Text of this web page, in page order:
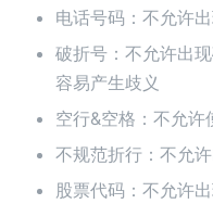
电话号码：不允许
破折号：不允许出
容易产生歧义
空行&空格：不允许
不规范折行：不允
股票代码：不允许